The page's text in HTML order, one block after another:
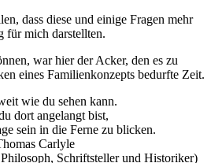
dass diese und einige Fragen mehr
für mich darstellten.
war hier der Acker, den es zu
eines Familienkonzepts bedurfte Zeit.
wie du sehen kann.
dort angelangt bist,
sein in die Ferne zu blicken.
Carlyle
Schriftsteller und Historiker)